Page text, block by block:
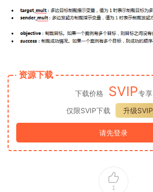
资源下载
下载价格 SVIP专享
仅限SVIP下载
升级SVIP
请先登录
1